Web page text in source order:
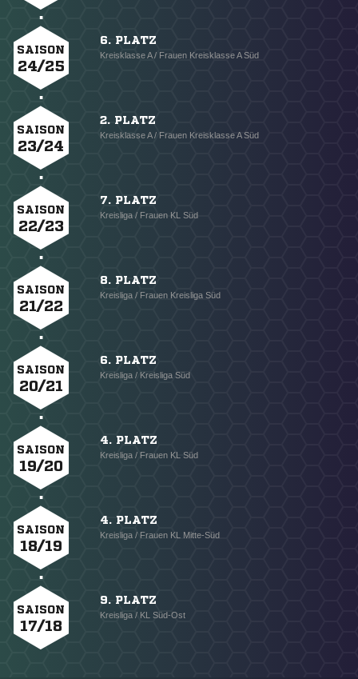
SAISON
24/25
6. PLATZ
Kreisklasse A / Frauen Kreisklasse A Süd
SAISON
23/24
2. PLATZ
Kreisklasse A / Frauen Kreisklasse A Süd
SAISON
22/23
7. PLATZ
Kreisliga / Frauen KL Süd
SAISON
21/22
8. PLATZ
Kreisliga / Frauen Kreisliga Süd
SAISON
20/21
6. PLATZ
Kreisliga / Kreisliga Süd
SAISON
19/20
4. PLATZ
Kreisliga / Frauen KL Süd
SAISON
18/19
4. PLATZ
Kreisliga / Frauen KL Mitte-Süd
SAISON
17/18
9. PLATZ
Kreisliga / KL Süd-Ost